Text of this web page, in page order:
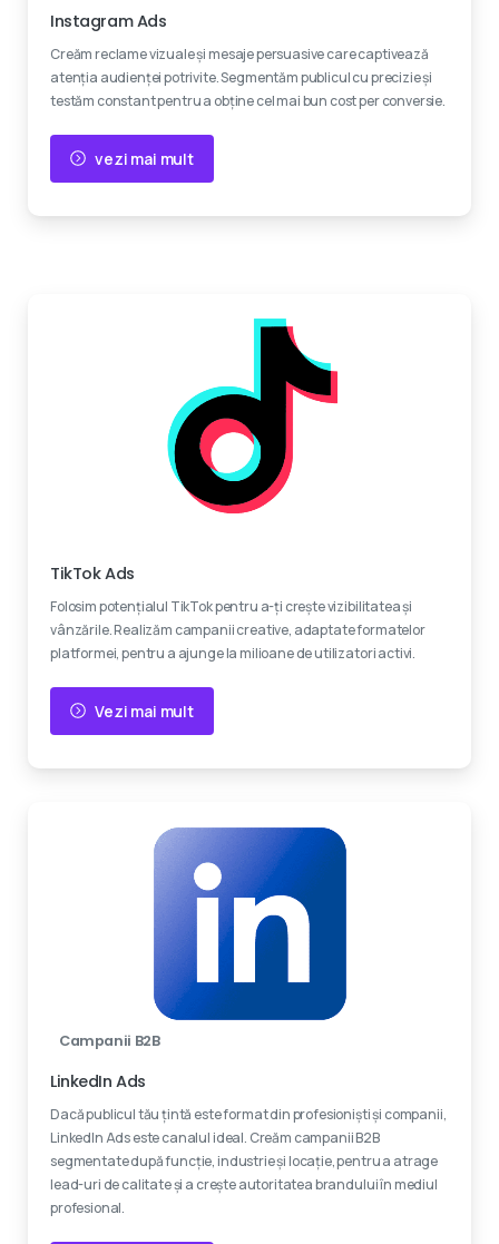
Instagram Ads
Creăm reclame vizuale și mesaje persuasive care captivează
atenția audienței potrivite. Segmentăm publicul cu precizie și
testăm constant pentru a obține cel mai bun cost per conversie.
vezi mai mult
TikTok Ads
Folosim potențialul TikTok pentru a-ți crește vizibilitatea și
vânzările. Realizăm campanii creative, adaptate formatelor
platformei, pentru a ajunge la milioane de utilizatori activi.
Vezi mai mult
Campanii B2B
LinkedIn Ads
Dacă publicul tău țintă este format din profesioniști și companii,
LinkedIn Ads este canalul ideal. Creăm campanii B2B
segmentate după funcție, industrie și locație, pentru a atrage
lead-uri de calitate și a crește autoritatea brandului în mediul
profesional.